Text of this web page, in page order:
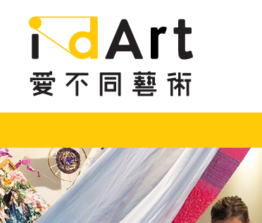
跳到內容（按回車鍵）